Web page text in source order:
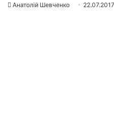
Анатолій Шевченко 22.07.2017